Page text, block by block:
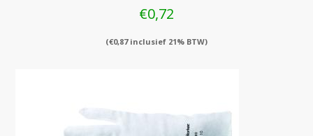
€0,72
(€0,87inclusief 21% BTW)